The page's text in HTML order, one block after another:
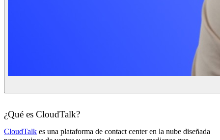
¿Qué es CloudTalk?
CloudTalk es una plataforma de contact center en la nube diseñada